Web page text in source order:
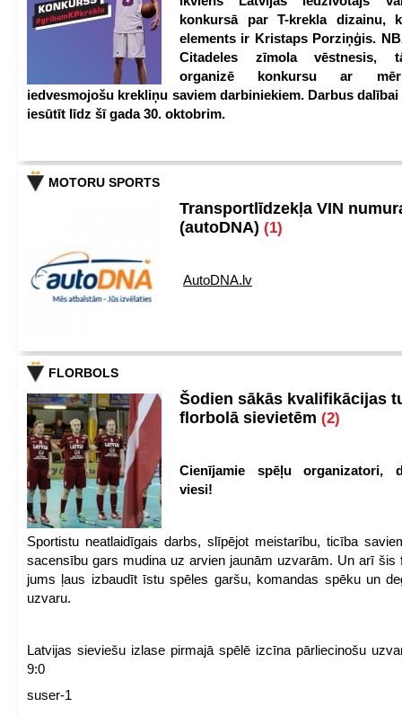
konkursā par T-krekla dizainu,
elements ir Kristaps Porziņģis.
Citadeles zīmola vēstnesis,
organizē konkursu ar
iedvesmojošu krekliņu saviem darbiniekiem. Darbus
iesūtīt līdz šī gada 30. oktobrim.
MOTORU SPORTS
Transportlīdzekļa VIN
(autoDNA) (1)
AutoDNA.lv
FLORBOLS
Šodien sākās kvalifikācijas
florbolā sievietēm (2)
Cienījamie spēļu organizatori,
viesi!
Sportistu neatlaidīgais darbs, slīpējot meistarību, ticība
sacensību gars mudina uz arvien jaunām uzvarām. Un arī šis
jums ļaus izbaudīt īstu spēles garšu, komandas spēku un
uzvaru.
Latvijas sieviešu izlase pirmajā spēlē izcīna pārliecinošu
9:0
suser-1